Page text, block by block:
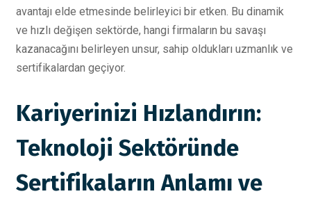
avantajı elde etmesinde belirleyici bir etken. Bu dinamik
ve hızlı değişen sektörde, hangi firmaların bu savaşı
kazanacağını belirleyen unsur, sahip oldukları uzmanlık ve
sertifikalardan geçiyor.
Kariyerinizi Hızlandırın:
Teknoloji Sektöründe
Sertifikaların Anlamı ve